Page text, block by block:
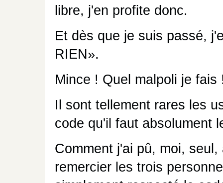
libre, j'en profite donc.
Et dès que je suis passé,
RIEN».
Mince ! Quel malpoli je
Il sont tellement rares les
code qu'il faut absolument
Comment j'ai pû, moi,
remercier les trois